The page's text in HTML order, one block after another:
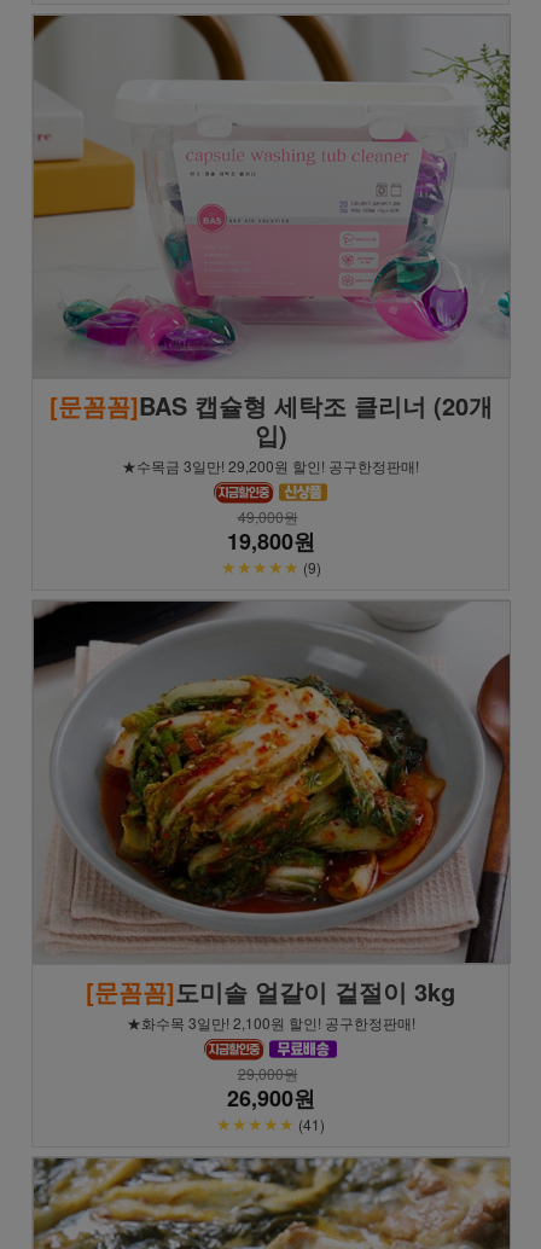
[문꼼꼼]BAS 캡슐형 세탁조 클리너 (20개
입)
★수목금 3일만! 29,200원 할인! 공구한정판매!
49,000원
19,800원
★★★★★ (9)
[문꼼꼼]도미솔 얼갈이 겉절이 3kg
★화수목 3일만! 2,100원 할인! 공구한정판매!
29,000원
26,900원
★★★★★ (41)